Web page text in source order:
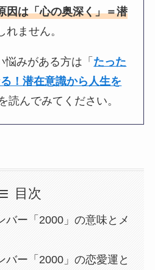
因は「心の奥深く」＝潜
れません。
みがある方は「 たった
！潜在意識から人生を
読んでみてください。
目次
バー「2000」の意味とメ
バー「2000」の恋愛運と